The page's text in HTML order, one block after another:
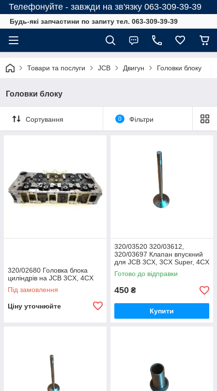
Телефонуйте - завжди на зв'язку 063-309-39-39
Будь-які запчастини по запиту тел. 063-309-39-39
Товари та послуги JCB Двигун Головки блоку
Головки блоку
Сортування 0 Фільтри
320/02680 Головка блока
циліндрів на JCB 3CX, 4CX
Під замовлення
Ціну уточнюйте
320/03520 320/03612,
320/03697 Клапан впускний
для JCB 3CX, 3CX Super, 4CX
DIESELMAX
Готово до відправки
450 ₴
Купити